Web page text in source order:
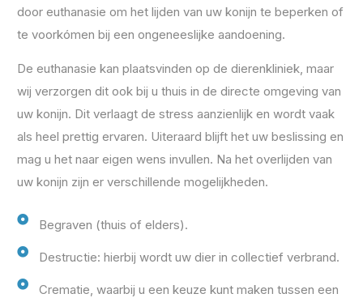
door euthanasie om het lijden van uw konijn te beperken of
te voorkómen bij een ongeneeslijke aandoening.
De euthanasie kan plaatsvinden op de dierenkliniek, maar
wij verzorgen dit ook bij u thuis in de directe omgeving van
uw konijn. Dit verlaagt de stress aanzienlijk en wordt vaak
als heel prettig ervaren. Uiteraard blijft het uw beslissing en
mag u het naar eigen wens invullen. Na het overlijden van
uw konijn zijn er verschillende mogelijkheden.
Begraven (thuis of elders).
Destructie: hierbij wordt uw dier in collectief verbrand.
Crematie, waarbij u een keuze kunt maken tussen een